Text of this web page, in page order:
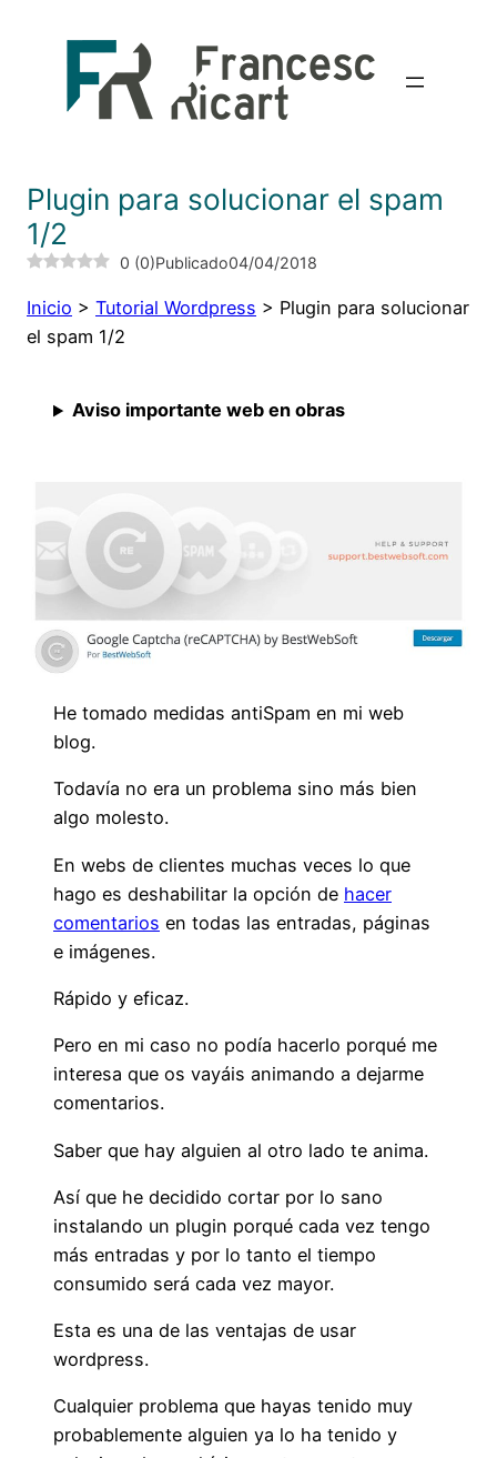
contenido
Plugin para solucionar el spam
1/2
0 (0)Publicado04/04/2018
Inicio > Tutorial Wordpress > Plugin para solucionar
el spam 1/2
Aviso importante web en obras
He tomado medidas antiSpam en mi web
blog.
Todavía no era un problema sino más bien
algo molesto.
En webs de clientes muchas veces lo que
hago es deshabilitar la opción de hacer
comentarios en todas las entradas, páginas
e imágenes.
Rápido y eficaz.
Pero en mi caso no podía hacerlo porqué me
interesa que os vayáis animando a dejarme
comentarios.
Saber que hay alguien al otro lado te anima.
Así que he decidido cortar por lo sano
instalando un plugin porqué cada vez tengo
más entradas y por lo tanto el tiempo
consumido será cada vez mayor.
Esta es una de las ventajas de usar
wordpress.
Cualquier problema que hayas tenido muy
probablemente alguien ya lo ha tenido y